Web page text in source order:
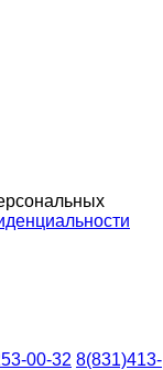
00-32 8(831)413-